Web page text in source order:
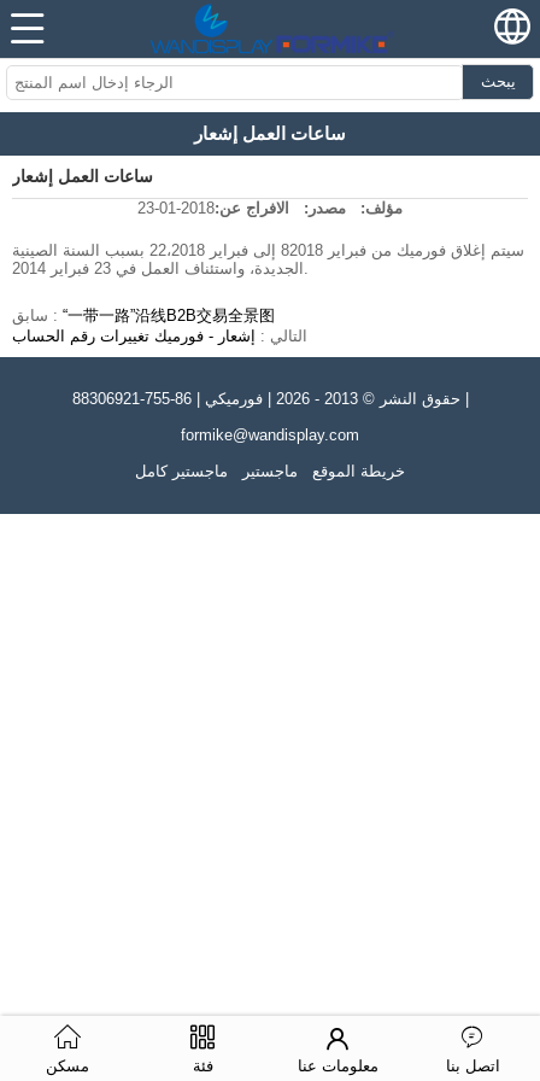
يبحث
ساعات العمل إشعار
ساعات العمل إشعار
مؤلف: مصدر: الافراج عن:2018-01-23
سيتم إغلاق فورميك من فبراير 82018 إلى فبراير 22،2018 بسبب السنة الصينية
الجديدة، واستئناف العمل في 23 فبراير 2014.
سابق : “一带一路”沿线B2B交易全景图
التالي : إشعار - فورميك تغييرات رقم الحساب
حقوق النشر © 2013 - 2026 | فورميكي | 86-755-88306921 |
formike@wandisplay.com
خريطة الموقع
ماجستير ماجستير كامل
مسكن فئة معلومات عنا اتصل بنا